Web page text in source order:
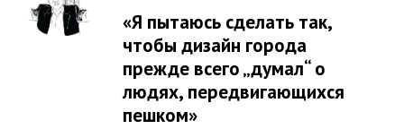
«Я пытаюсь сделать так,
чтобы дизайн города
прежде всего „думал“ о
людях, передвигающихся
пешком»